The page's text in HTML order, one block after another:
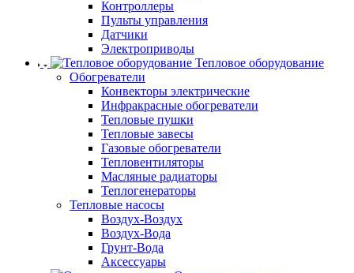
Контроллеры
Пульты управления
Датчики
Электроприводы
Тепловое оборудование
Обогреватели
Конвекторы электрические
Инфракрасные обогреватели
Тепловые пушки
Тепловые завесы
Газовые обогреватели
Тепловентиляторы
Масляные радиаторы
Теплогенераторы
Тепловые насосы
Воздух-Воздух
Воздух-Вода
Грунт-Вода
Аксессуары